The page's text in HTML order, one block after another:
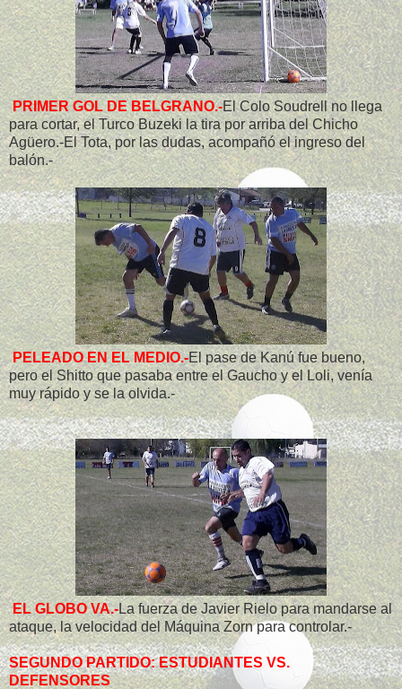
PRIMER GOL DE BELGRANO.-El Colo Soudrell no llega
para cortar, el Turco Buzeki la tira por arriba del Chicho
Agüero.-El Tota, por las dudas, acompañó el ingreso del
balón.-
PELEADO EN EL MEDIO.-El pase de Kanú fue bueno,
pero el Shitto que pasaba entre el Gaucho y el Loli, venía
muy rápido y se la olvida.-
EL GLOBO VA.-La fuerza de Javier Rielo para mandarse al
ataque, la velocidad del Máquina Zorn para controlar.-
SEGUNDO PARTIDO: ESTUDIANTES VS.
DEFENSORES